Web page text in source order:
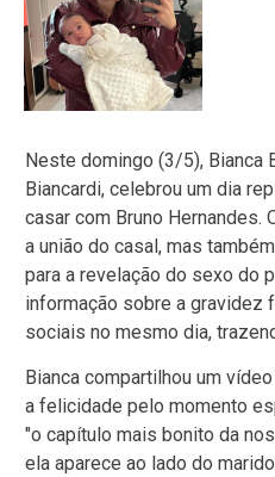
Neste domingo (3/5), Bianca
Biancardi, celebrou um dia
casar com Bruno Hernandes.
a união do casal, mas
para a revelação do sexo do
informação sobre a gravidez
sociais no mesmo dia,
Bianca compartilhou um
a felicidade pelo momento
"o capítulo mais bonito da
ela aparece ao lado do